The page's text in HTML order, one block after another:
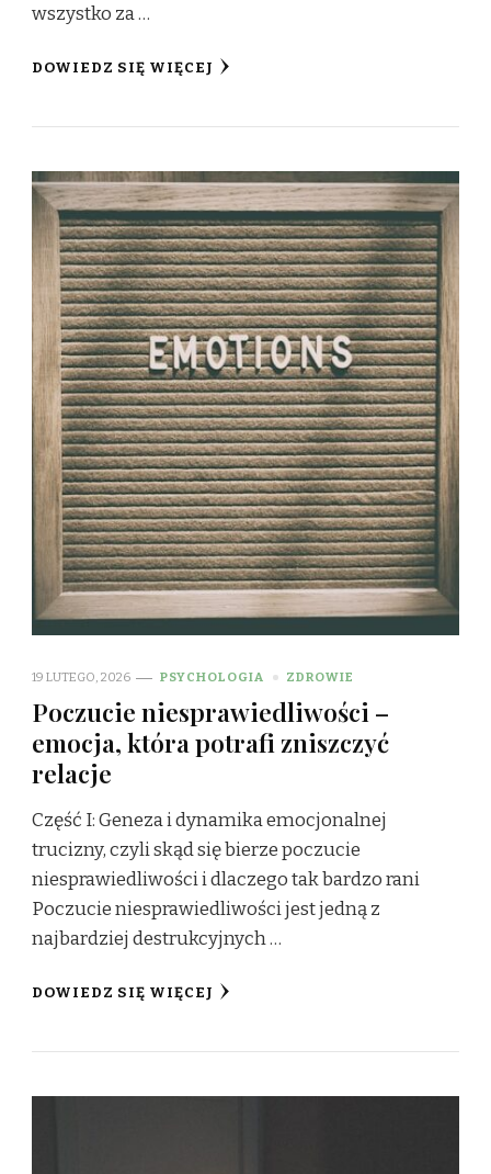
wszystko za …
DOWIEDZ SIĘ WIĘCEJ
19 LUTEGO, 2026 PSYCHOLOGIA ZDROWIE
Poczucie niesprawiedliwości –
emocja, która potrafi zniszczyć
relacje
Część I: Geneza i dynamika emocjonalnej
trucizny, czyli skąd się bierze poczucie
niesprawiedliwości i dlaczego tak bardzo rani
Poczucie niesprawiedliwości jest jedną z
najbardziej destrukcyjnych …
DOWIEDZ SIĘ WIĘCEJ